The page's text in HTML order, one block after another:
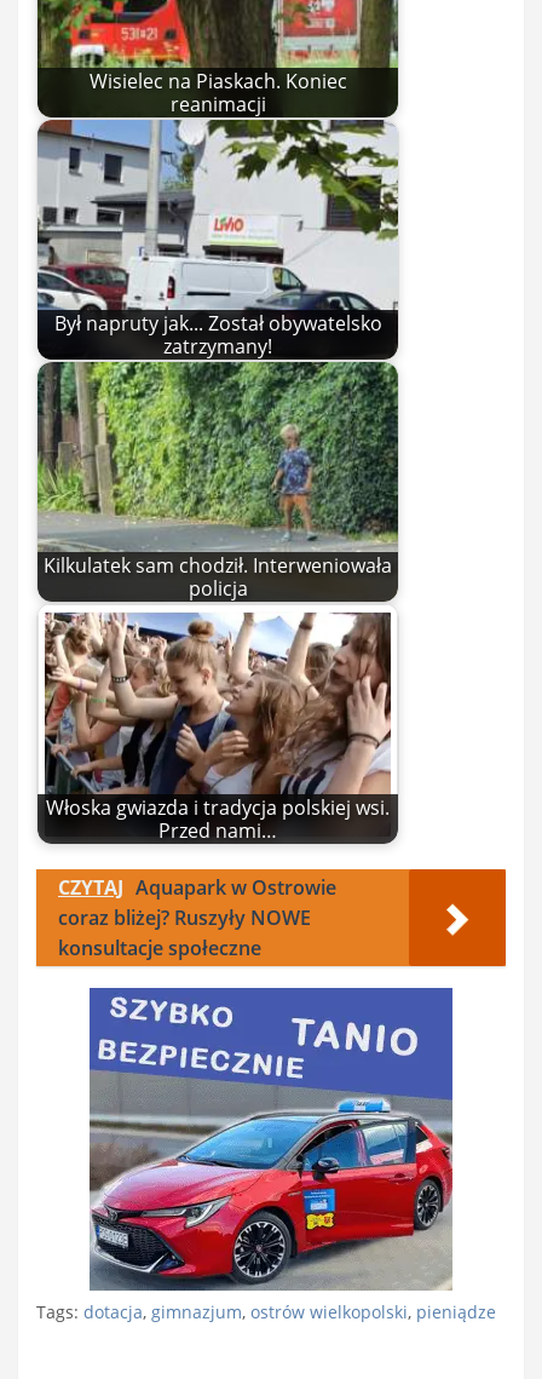
Wisielec na Piaskach. Koniec
reanimacji
Był napruty jak... Został obywatelsko
zatrzymany!
Kilkulatek sam chodził. Interweniowała
policja
Włoska gwiazda i tradycja polskiej wsi.
Przed nami…
CZYTAJ Aquapark w Ostrowie
coraz bliżej? Ruszyły NOWE
konsultacje społeczne
Tags: dotacja, gimnazjum, ostrów wielkopolski, pieniądze